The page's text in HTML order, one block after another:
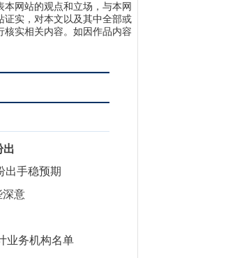
网站的观点和立场，与本网
证实，对本文以及其中全部或
实相关内容。如因作品内容
出
出手稳预期
深意
业务机构名单